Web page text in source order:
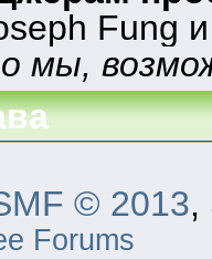
Fung
мы,
© 2013,
Forums